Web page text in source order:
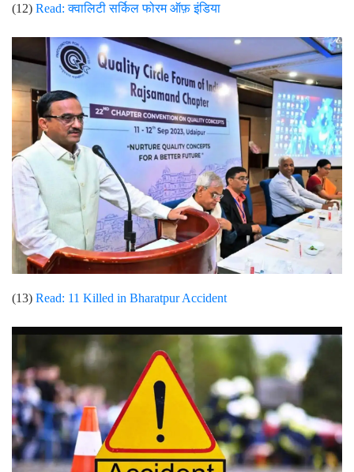
(12) Read:क्वालिटी सर्किल फोरम ऑफ़ इंडिया
(13) Read: 11 Killed in Bharatpur Accident